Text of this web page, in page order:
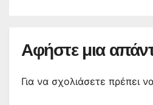
Αφήστε μια
Για να σχολιάσετε πρέπει